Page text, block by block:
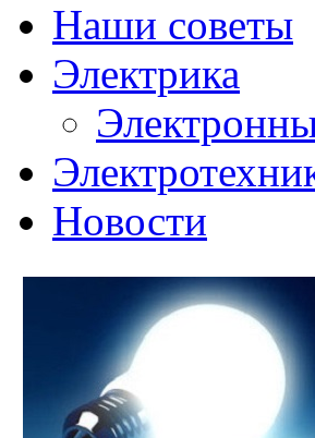
Наши советы
Электрика
Новости